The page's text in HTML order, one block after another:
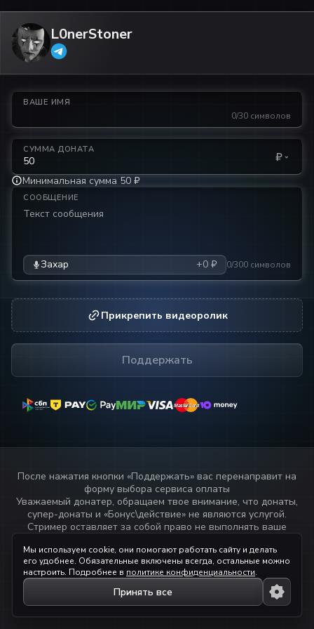
L0nerStoner
ВАШЕ ИМЯ
0/30 символов
СУММА ДОНАТА ₽
Минимальная сумма 50 ₽
СООБЩЕНИЕ
Захар +0 ₽ 0/300 символов
Прикрепить видеоролик
Поддержать
MasterCard
MasterCard
После нажатия кнопки «Поддержать» вас перенаправит на
форму выбора сервиса оплаты
Уважаемый донатер, обращаем твое внимание, что донаты,
супер-донаты и «Бонус\действие» не являются услугой.
Стример оставляет за собой право не выполнять ваше
данный сервис.
Прочитайправила стримера!
© 2023 — 2026 ihaqdonate.com
Мы используем cookie, они помогают работать сайту и делать
его удобнее. Обязательные включены всегда, остальные можно
настроить. Подробнее в политике конфиденциальности.
Принять все